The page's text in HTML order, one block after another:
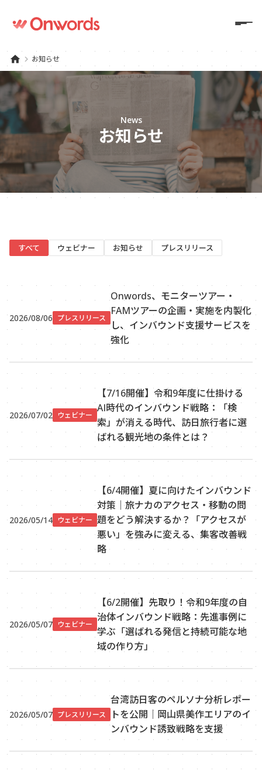
home keyboard_arrow_right お知らせ
News
お知らせ
すべて ウェビナー お知らせ プレスリリース
2026/08/06 プレスリリース
Onwords、モニターツアー・
FAMツアーの企画・実施を内製化
し、インバウンド支援サービスを
強化
2026/07/02 ウェビナー
【7/16開催】令和9年度に仕掛ける
AI時代のインバウンド戦略：「検
索」が消える時代、訪日旅行者に選
ばれる観光地の条件とは？
2026/05/14 ウェビナー
【6/4開催】夏に向けたインバウンド
対策｜旅ナカのアクセス・移動の問
題をどう解決するか？「アクセスが
悪い」を強みに変える、集客改善戦
略
2026/05/07 ウェビナー
【6/2開催】先取り！令和9年度の自
治体インバウンド戦略：先進事例に
学ぶ「選ばれる発信と持続可能な地
域の作り方」
2026/05/07 プレスリリース
台湾訪日客のペルソナ分析レポー
トを公開｜岡山県美作エリアのイ
ンバウンド誘致戦略を支援